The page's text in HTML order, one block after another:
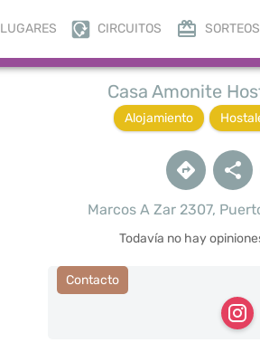
LUGARES CIRCUITOS SORTEOS
Casa Amonite
Alojamiento
Marcos A Zar 2307,
Todavía no hay
Contacto